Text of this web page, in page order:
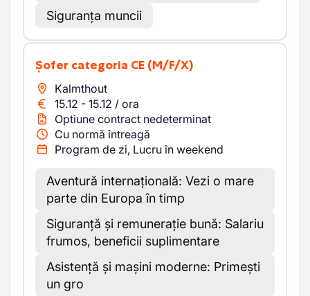
Siguranța muncii
Șofer categoria CE (M/F/X)
Kalmthout
15.12 - 15.12 / ora
Optiune contract nedeterminat
Cu normă întreagă
Program de zi, Lucru în weekend
Aventură internațională: Vezi o mare
parte din Europa în timp
Siguranță și remunerație bună: Salariu
frumos, beneficii suplimentare
Asistență și mașini moderne: Primești
un gro